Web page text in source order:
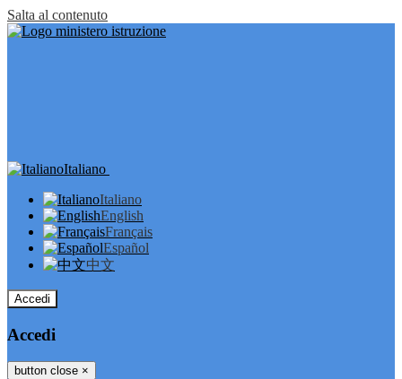
Salta al contenuto
Italiano
Italiano
English
Français
Español
中文
Accedi
Accedi
button close ×